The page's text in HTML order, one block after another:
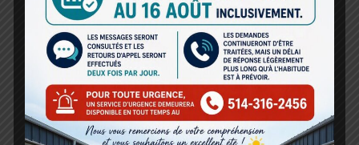
Taux
compétitifs
Site entièrement
clôturé